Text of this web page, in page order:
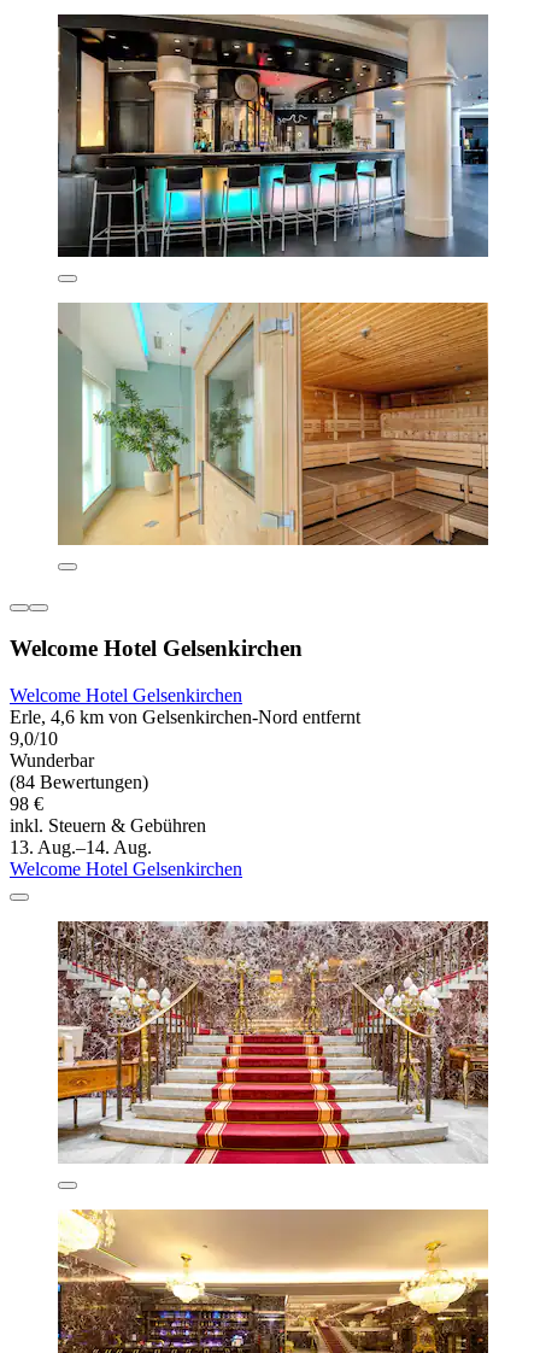
Welcome Hotel Gelsenkirchen
Welcome Hotel Gelsenkirchen
Erle, 4,6 km von Gelsenkirchen-Nord entfernt
9,0/10
Wunderbar
(84 Bewertungen)
98 €
inkl. Steuern & Gebühren
13. Aug.–14. Aug.
Welcome Hotel Gelsenkirchen